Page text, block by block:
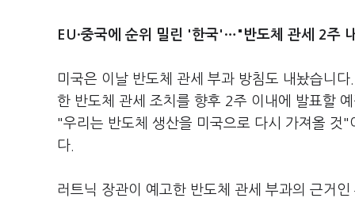
EU·중국에 순위 밀린 '한국'…"반도체 관세 2주
미국은 이날 반도체 관세 부과 방침도 내놨습니
한 반도체 관세 조치를 향후 2주 이내에 발표할
"우리는 반도체 생산을 미국으로 다시 가져올 것
다.
러트닉 장관이 예고한 반도체 관세 부과의 근거